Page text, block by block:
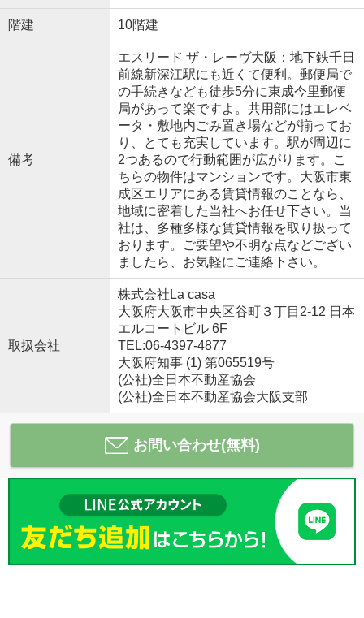
階建 10階建
備考
エスリード ザ・レーヴ大阪：地下鉄千日
前線新深江駅にも近くて便利。郵便局で
の手続きなども徒歩5分に東成今里郵便
局があって楽ですよ。共用部にはエレベ
ータ・敷地内ごみ置き場などが揃ってお
り、とても充実しています。駅が周辺に
2つあるので行動範囲が広がります。こ
ちらの物件はマンションです。大阪市東
成区エリアにある賃貸情報のことなら、
地域に密着した当社へお任せ下さい。当
社は、多種多様な賃貸情報を取り扱って
おります。ご要望や不明な点などござい
ましたら、お気軽にご連絡下さい。
取扱会社
株式会社La casa
大阪府大阪市中央区谷町３丁目2-12 日本
エルコートビル 6F
TEL:06-4397-4877
大阪府知事 (1) 第065519号
(公社)全日本不動産協会
(公社)全日本不動産協会大阪支部
お問い合わせ(無料)